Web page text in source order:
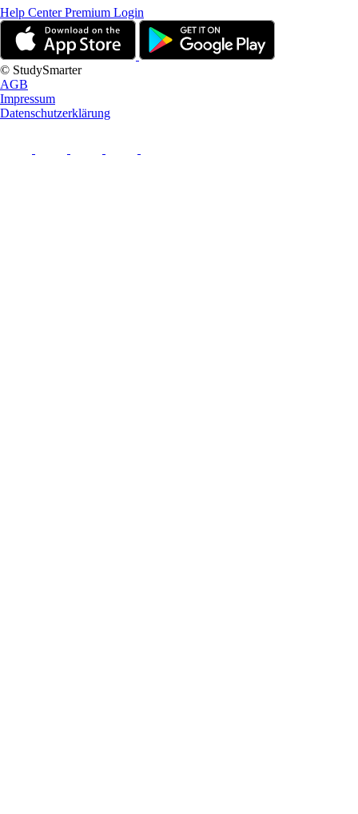
Help CenterPremium Login
© StudySmarter
AGB
Impressum
Datenschutzerklärung